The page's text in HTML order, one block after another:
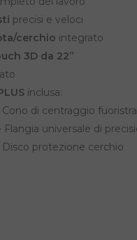
precisi e veloci
cerchio integrato
3D da 22”
inclusa:
Cono di centraggio
Flangia universale di
Disco protezione cerchio